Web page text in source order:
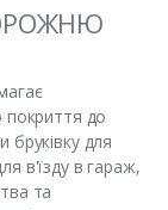
покриття до
бруківку для
в'їзду в гараж,
та